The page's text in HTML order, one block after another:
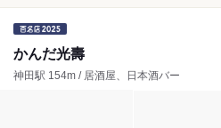
かんだ光壽
神田駅 154m / 居酒屋、日本酒バー